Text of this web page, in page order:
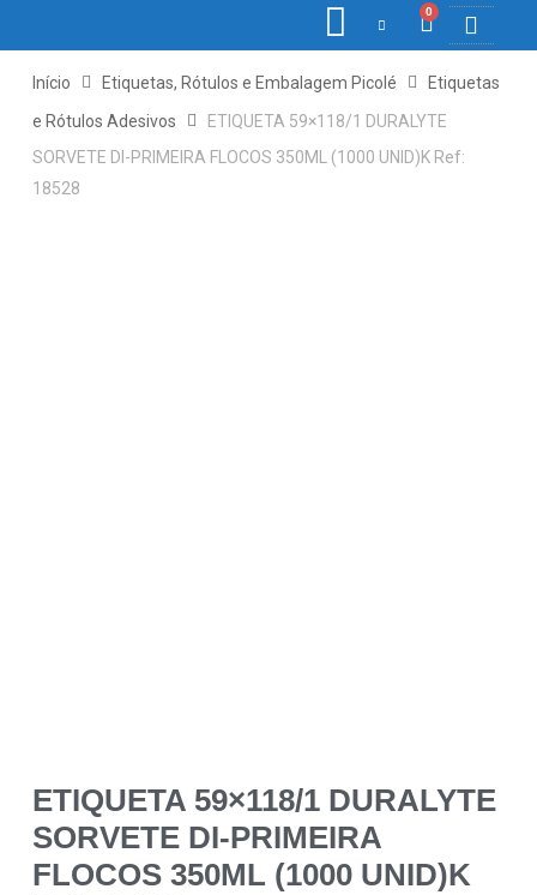
0
Início Etiquetas, Rótulos e Embalagem Picolé
Etiquetas
e Rótulos Adesivos
ETIQUETA 59×118/1 DURALYTE
SORVETE DI-PRIMEIRA FLOCOS 350ML (1000 UNID)K Ref:
18528
ETIQUETA 59×118/1 DURALYTE
SORVETE DI-PRIMEIRA
FLOCOS 350ML (1000 UNID)K